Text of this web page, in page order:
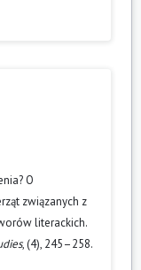
O
związanych z
literackich.
, (4), 245–258.